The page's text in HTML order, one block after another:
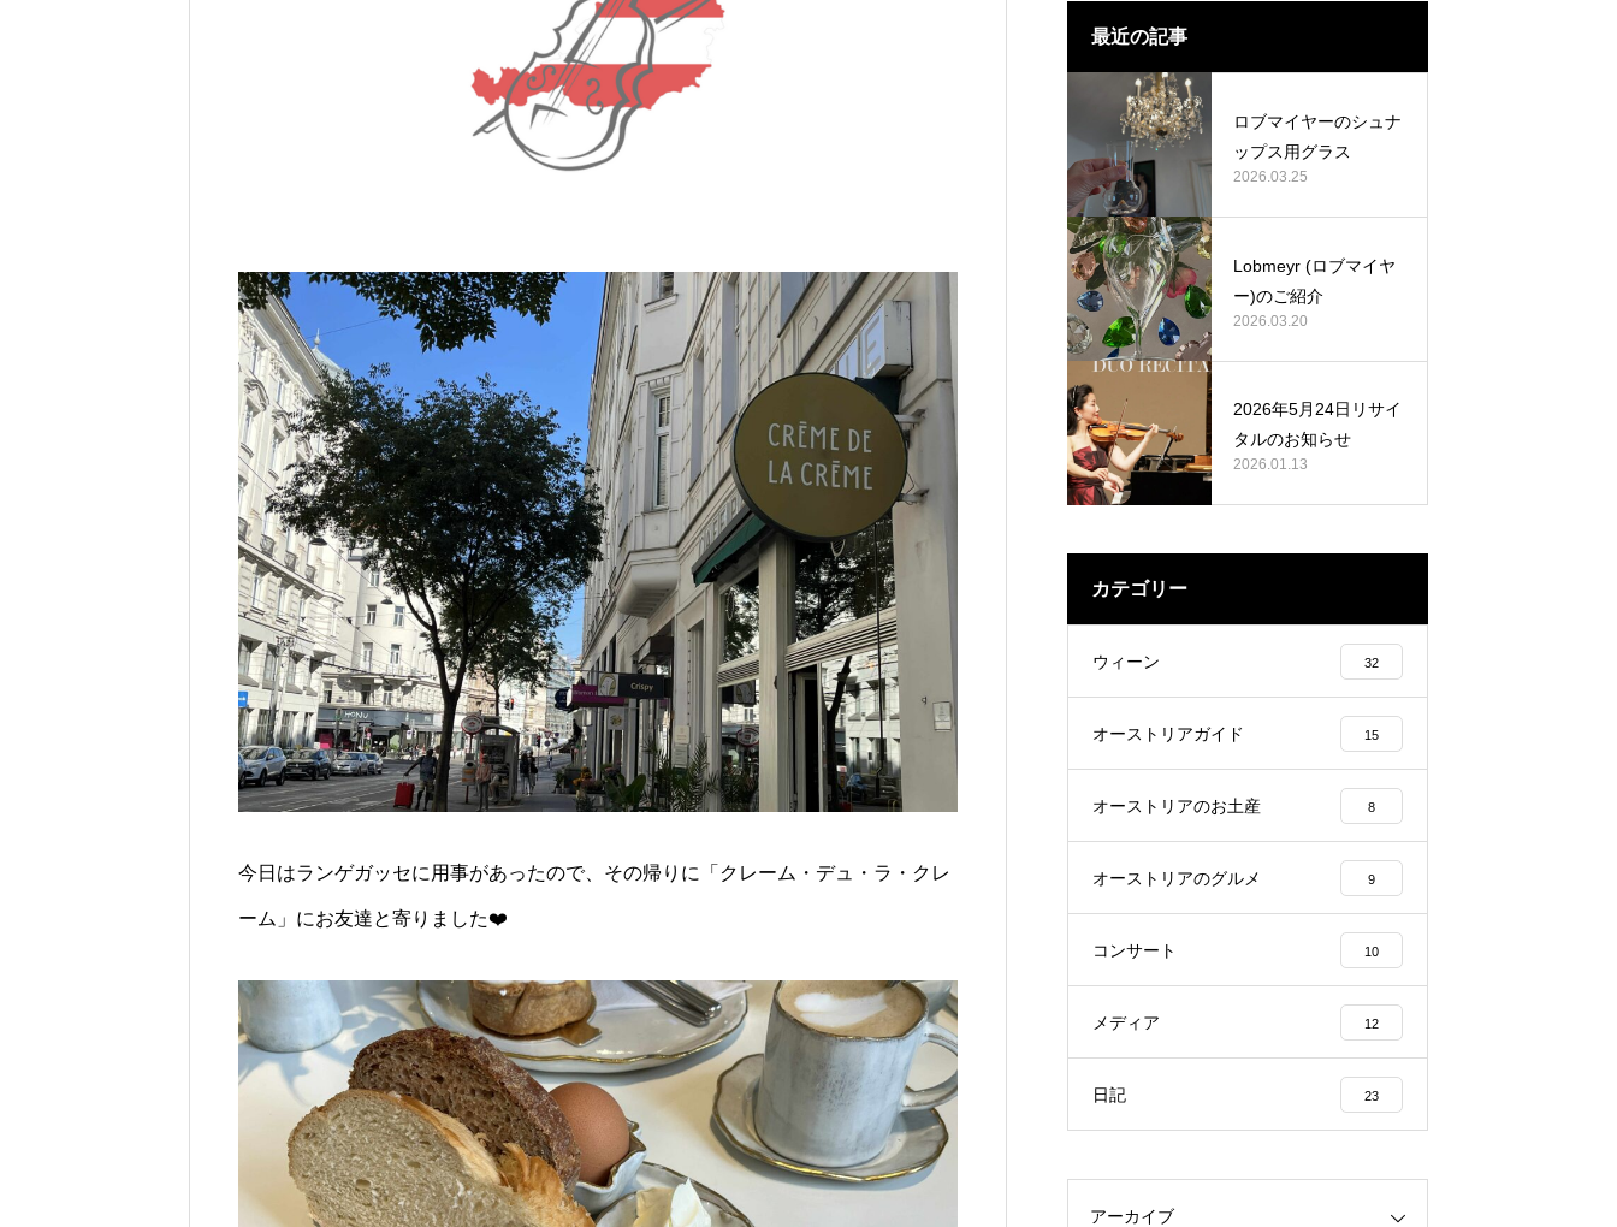
今日はランゲガッセに用事があったので、その帰りに「クレーム・デュ・ラ・クレ
ーム」にお友達と寄りました❤️
最近の記事
ロブマイヤーのシュナ
ップス用グラス
2026.03.25
Lobmeyr (ロブマイヤ
ー)のご紹介
2026.03.20
2026年5月24日リサイ
タルのお知らせ
2026.01.13
カテゴリー
ウィーン 32
オーストリアガイド 15
オーストリアのお土産 8
オーストリアのグルメ 9
コンサート 10
メディア 12
日記 23
アーカイブ